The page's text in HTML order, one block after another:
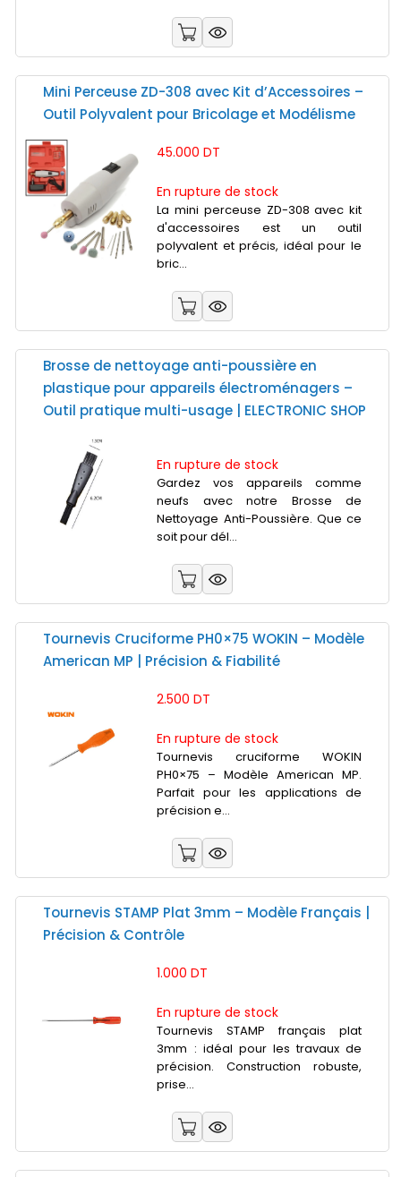
Mini Perceuse ZD-308 avec Kit d’Accessoires –
Outil Polyvalent pour Bricolage et Modélisme
45.000 DT
En rupture de stock
La mini perceuse ZD-308 avec kit
d'accessoires est un outil
polyvalent et précis, idéal pour le
bric...
Brosse de nettoyage anti-poussière en
plastique pour appareils électroménagers –
Outil pratique multi-usage | ELECTRONIC SHOP
En rupture de stock
Gardez vos appareils comme
neufs avec notre Brosse de
Nettoyage Anti-Poussière. Que ce
soit pour dél...
Tournevis Cruciforme PH0×75 WOKIN – Modèle
American MP | Précision & Fiabilité
2.500 DT
En rupture de stock
Tournevis cruciforme WOKIN
PH0×75 – Modèle American MP.
Parfait pour les applications de
précision e...
Tournevis STAMP Plat 3mm – Modèle Français |
Précision & Contrôle
1.000 DT
En rupture de stock
Tournevis STAMP français plat
3mm : idéal pour les travaux de
précision. Construction robuste,
prise...